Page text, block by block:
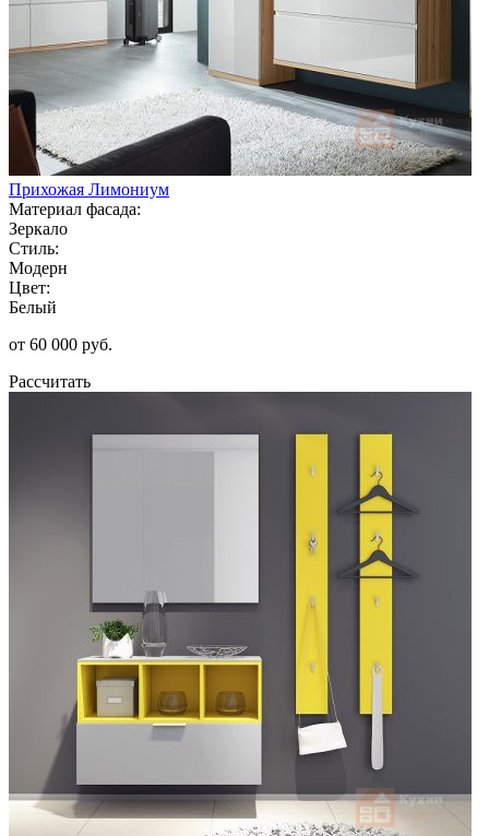
Прихожая Лимониум
Материал фасада:
Зеркало
Стиль:
Модерн
Цвет:
Белый
от 60 000 руб.
Рассчитать